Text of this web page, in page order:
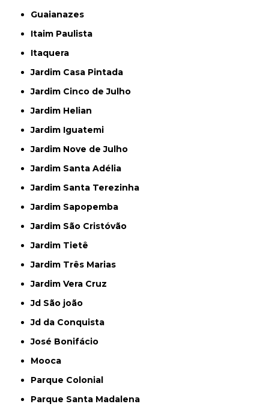
Guaianazes
Itaim Paulista
Itaquera
Jardim Casa Pintada
Jardim Cinco de Julho
Jardim Helian
Jardim Iguatemi
Jardim Nove de Julho
Jardim Santa Adélia
Jardim Santa Terezinha
Jardim Sapopemba
Jardim São Cristóvão
Jardim Tietê
Jardim Três Marias
Jardim Vera Cruz
Jd São joão
Jd da Conquista
José Bonifácio
Mooca
Parque Colonial
Parque Santa Madalena